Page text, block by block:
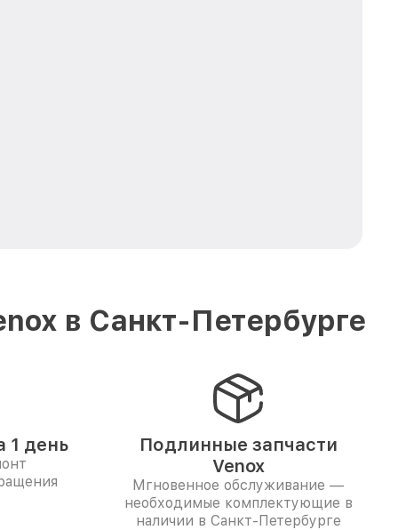
в Санкт-Петербурге
1 день
Подлинные запчасти
Venox
Мгновенное обслуживание —
необходимые комплектующие в
наличии в Санкт-Петербурге